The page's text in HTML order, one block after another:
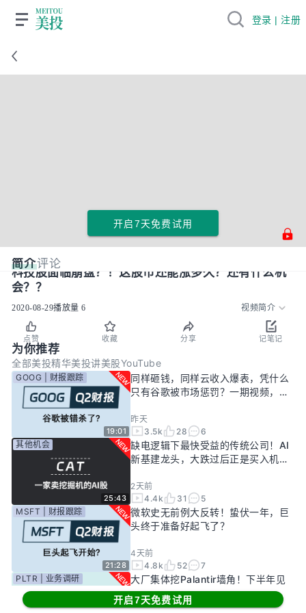
开启7天免费试用
简介评论
科技股面临崩盘？！这股市还能涨多久？还有什么机
会？？
2020-08-29播放量 6 视频简介
点赞 收藏 分享 记笔记
为你推荐
全部美投精华美投讲美股YouTube
19:01
GOOG | 财报跟踪
同样砸钱，同样云收入爆表，凭什么
只有谷歌被市场惩罚？一期视频，告
昨天
3.5k
28 6
25:43
其他机会
缺电逻辑下最快受益的传统公司！AI
新基建龙头，大跌过后正是买入机
2天前
4.4k
31 5
21:28
MSFT | 财报跟踪
微软史无前例大反转！蛰伏一年，巨
头终于准备好起飞了？
4天前
4.8k
52
7
PLTR | 业务调研
大厂集体挖Palantir墙角！下半年见
顶风险进一步发酵！现在的Palantir
还要投资吗？
开启7天免费试用
登录 | 注册